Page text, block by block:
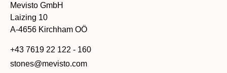
Mevisto GmbH
Laizing 10
A-4656 Kirchham OÖ
+43 7619 22 122 - 160
stones@mevisto.com